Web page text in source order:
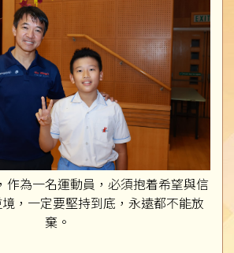
作為一名運動員，必須抱着希望與信
，一定要堅持到底，永遠都不能放
棄。